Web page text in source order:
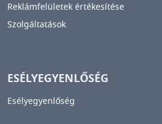
Reklámfelületek értékesítése
Szolgáltatások
ESÉLYEGYENLŐSÉG
Esélyegyenlőség